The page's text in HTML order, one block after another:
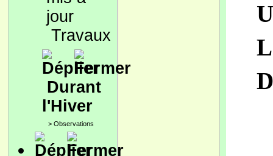
Travaux
Durant
l'Hiver
> Observations